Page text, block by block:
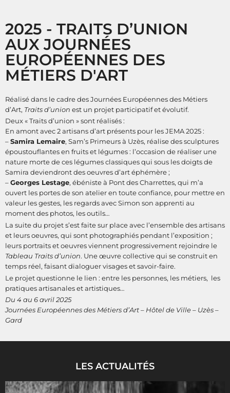
2025 - TRAITS D’UNION
AUX JOURNÉES
EUROPÉENNES DES
MÉTIERS D'ART
Réalisé dans le cadre des Journées Européennes des Métiers
d’Art, Traits d’union est un projet participatif et évolutif.
Deux « Traits d’union » sont réalisés :
En amont avec 2 artisans d’art présents pour les JEMA 2025 :
–Samira Lemaire, Sam’s Primeurs à Uzès, réalise des sculptures
époustouflantes en fruits et légumes : l’occasion de réaliser une
nature morte de ces légumes classiques qui sous les doigts de
Samira deviendront des oeuvres d’art éphémère ;
–Georges Lestage, ébéniste à Pont des Charrettes, qui m’a
ouvert les portes de son atelier en toute confiance, pour mettre en
valeur les gestes, les regards avec Simon son apprenti au
moment des photos, les outils…
La suite du projet s’est faite sur place avec l’ensemble des artisans
et leurs oeuvres, qui sont photographiés pendant l’exposition ;
leurs portraits et oeuvres viennent progressivement rejoindre le
Tableau Traits d’union. Une œuvre collective qui se construit en
temps réel, faisant dialoguer visages et savoir-faire.
Le projet questionne le lien : entre les personnes, les métiers, les
pratiques artisanales et artistiques…
Du 4 au 6 avril 2025
Journées Européennes des Métiers d’Art – Hôtel de Ville – Uzès –
Gard
LES ACTUALITÉS